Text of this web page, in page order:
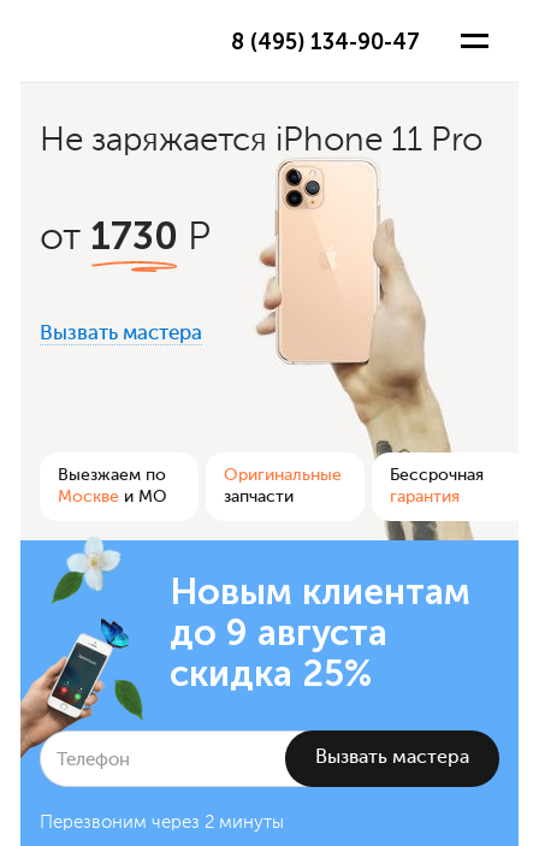
8 (495) 134-90-47
Не заряжается iPhone 11 Pro
от 1730 Р
Вызвать мастера
Выезжаем по
Москве и МО
Оригинальные
запчасти
Бессрочная
гарантия
Новым клиентам
до 9 августа
скидка 25%
Перезвоним через 2 минуты